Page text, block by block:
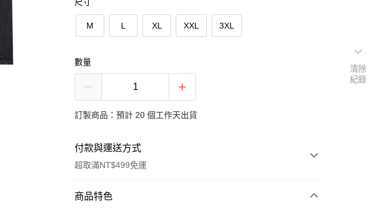
M L XL XXL 3XL
數量
訂製商品：預計 20 個工作天出貨
付款與運送方式
超取滿NT$499免運
付款方式
商品特色
清除
紀錄